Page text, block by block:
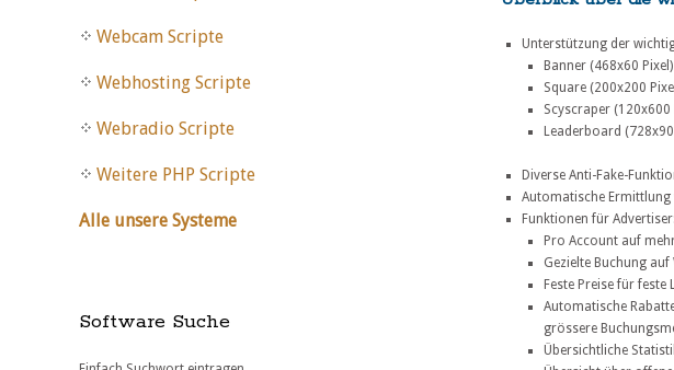
Unterstützung der
Banner (468x60 Pixel)
Square (200x200
Scyscraper (120x600
Leaderboard
Diverse Anti-Fake-
Automatische Ermittlung
Funktionen für
Pro Account auf
Gezielte Buchung
Feste Preise für feste
Automatische
grössere
Übersichtliche
Webcam Scripte
Webhosting Scripte
Webradio Scripte
Weitere PHP Scripte
Alle unsere Systeme
Software Suche